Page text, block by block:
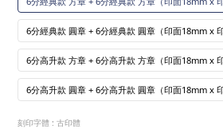
6分經典款 圓章 + 6分經典款 圓章（印面18mm x
6分高升款 方章 + 6分高升款 方章（印面18mm x
6分高升款 圓章 + 6分高升款 圓章（印面18mm x
刻印字體 : 古印體